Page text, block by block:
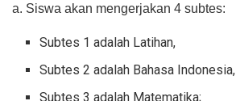
a. Siswa akan mengerjakan 4 subtes:
Subtes 1 adalah Latihan,
Subtes 2 adalah Bahasa Indonesia,
Subtes 3 adalah Matematika;